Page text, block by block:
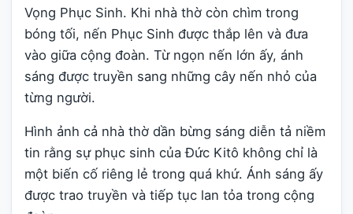
Vọng Phục Sinh. Khi nhà thờ còn chìm trong
bóng tối, nến Phục Sinh được thắp lên và đưa
vào giữa cộng đoàn. Từ ngọn nến lớn ấy, ánh
sáng được truyền sang những cây nến nhỏ của
từng người.
Hình ảnh cả nhà thờ dần bừng sáng diễn tả niềm
tin rằng sự phục sinh của Đức Kitô không chỉ là
một biến cố riêng lẻ trong quá khứ. Ánh sáng ấy
được trao truyền và tiếp tục lan tỏa trong cộng